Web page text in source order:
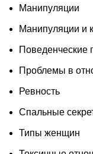
Манипуляции
Манипуляции и
Поведенческие
Проблемы в
Ревность
Спальные
Типы женщин